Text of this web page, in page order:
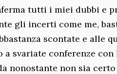
tutti i miei dubbi e
gli incerti come me,
scontate e alle
a svariate conferenze
nonostante non sia